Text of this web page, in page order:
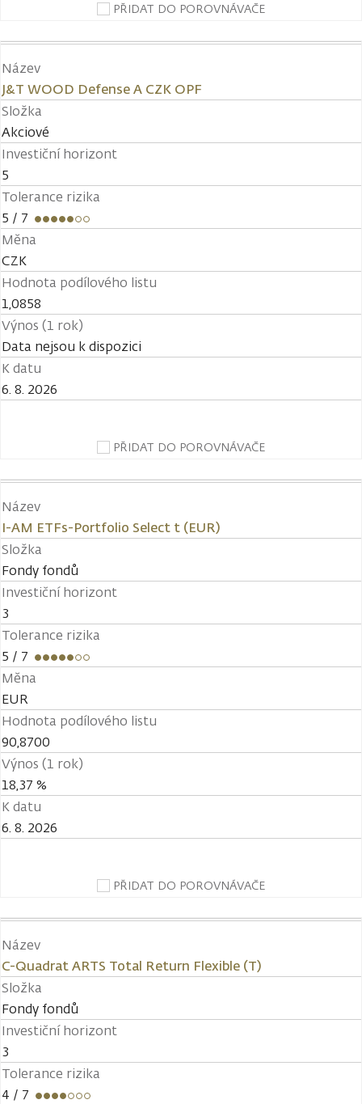
PŘIDAT DO POROVNÁVAČE
Název
J&T WOOD Defense A CZK OPF
Složka
Akciové
Investiční horizont
5
Tolerance rizika
5 / 7
Měna
CZK
Hodnota podílového listu
1,0858
Výnos (1 rok)
Data nejsou k dispozici
K datu
6. 8. 2026
PŘIDAT DO POROVNÁVAČE
Název
I-AM ETFs-Portfolio Select t (EUR)
Složka
Fondy fondů
Investiční horizont
3
Tolerance rizika
5 / 7
Měna
EUR
Hodnota podílového listu
90,8700
Výnos (1 rok)
18,37 %
K datu
6. 8. 2026
PŘIDAT DO POROVNÁVAČE
Název
C-Quadrat ARTS Total Return Flexible (T)
Složka
Fondy fondů
Investiční horizont
3
Tolerance rizika
4 / 7